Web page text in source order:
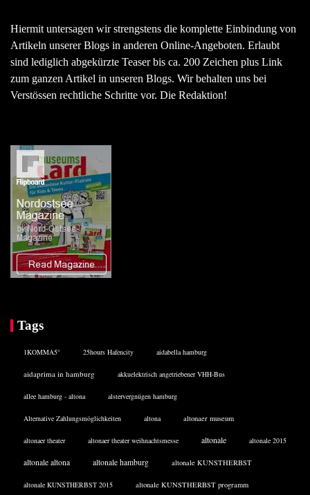
Hiermit untersagen wir strengstens die komplette Einbindung von
Artikeln unserer Blogs in anderen Online-Angeboten. Erlaubt
sind lediglich abgekürzte Teaser bis ca. 200 Zeichen plus Link
zum ganzen Artikel in unseren Blogs. Wir behalten uns bei
Verstössen rechtliche Schritte vor. Die Redaktion!
Tags
1KOMMA5° 25hours Hafencity aidabella hamburg
aidaprima in hamburg akkuelektrisch angetriebener VHH-Bus
allee hamburg - altona alstervergnügen hamburg
Alternative Zahlungsmöglichkeiten altona altonaer museum
altonaer theater altonaer theater weihnachtsmesse altonale altonale 2015
altonale altona altonale hamburg altonale KUNSTHERBST
altonale KUNSTHERBST 2015 altonale KUNSTHERBST programm